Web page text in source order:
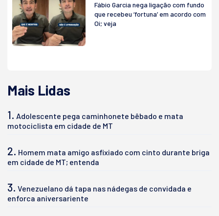
Fábio Garcia nega ligação com fundo
que recebeu ‘fortuna’ em acordo com
Oi; veja
Mais Lidas
1. Adolescente pega caminhonete bêbado e mata
motociclista em cidade de MT
2. Homem mata amigo asfixiado com cinto durante briga
em cidade de MT; entenda
3. Venezuelano dá tapa nas nádegas de convidada e
enforca aniversariente